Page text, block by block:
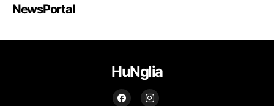
NewsPortal
HuNglia